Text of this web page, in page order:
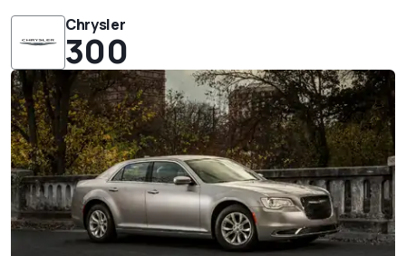
Chrysler
300